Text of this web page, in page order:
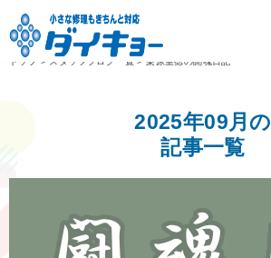
トップ
> スタッフブログ一覧 >栗原重徳の闘魂日記
2025年09月の
記事一覧